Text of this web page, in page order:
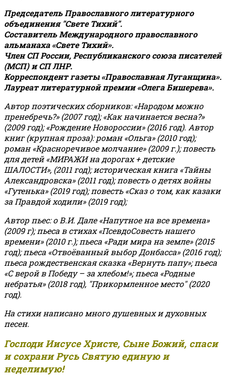
Председатель Православного литературного
объединения "Свете Тихий".
Составитель Международного православного
альманаха «Свете Тихий».
Член СП России, Республиканского союза писателей
(МСП) и СП ЛНР.
Корреспондент газеты «Православная Луганщина».
Лауреат литературной премии «Олега Бишерева».
Автор поэтических сборников: «Народом можно
пренебречь?» (2007 год); «Как начинается весна?»
(2009 год); «Рождение Новороссии» (2016 год). Автор
книг (крупная проза): роман «Ольга» (2010 год);
роман «Красноречивое молчание» (2009 г.); повесть
для детей «МИРАЖИ на дорогах + детские
ШАЛОСТИ», (2011 год); историческая книга «Тайны
Александровска» (2011 год); повесть о детях войны
«Гутенька» (2019 год); повесть «Сказ о том, как казаки
за Правдой ходили» (2019 год);
Автор пьес: о В.И. Дале «Напутное на все времена»
(2009 г); пьеса в стихах «ПсевдоСовесть нашего
времени» (2010 г.); пьеса «Ради мира на земле» (2015
год); пьеса «Отвоёванный выбор Донбасса» (2016 год);
пьеса рождественская сказка «Вернуть папу»; пьеса
«С верой в Победу – за хлебом!»;пьеса «Родные
небратья» (2018 год), "Прикормленное место" (2020
год).
На стихи написано много душевных и духовных
песен.
Господи Иисусе Христе, Сыне Божий, спаси
и сохрани Русь Святую единую и
неделимую!